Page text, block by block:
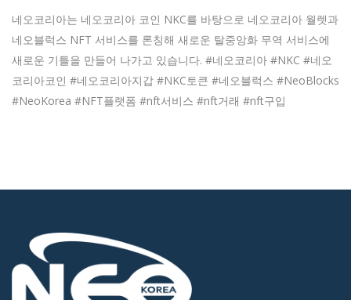
네오코리아는 네오코리아 코인 NKC를 바탕으로 네오코리아 월렛과
네오블럭스 NFT 서비스를 론칭해 새로운 탈중앙화 무역 서비스에
새로운 기틀을 만들어 나가고 있습니다. #네오코리아 #NKC #네오
코리아코인 #네오코리아지갑 #NKC토큰 #네오블럭스 #NeoBlocks
#NeoKorea #NFT플랫폼 #nft서비스 #nft거래 #nft구입